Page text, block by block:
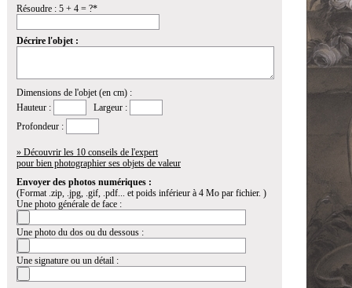
Résoudre : 5 + 4 = ?*
Décrire l'objet :
Dimensions de l'objet (en cm) :
Hauteur :
Largeur :
Profondeur :
» Découvrir les 10 conseils de l'expert
pour bien photographier ses objets de valeur
Envoyer des photos numériques :
(Format .zip, .jpg, .gif, .pdf... et poids inférieur à 4 Mo par fichier. )
Une photo générale de face :
Une photo du dos ou du dessous :
Une signature ou un détail :